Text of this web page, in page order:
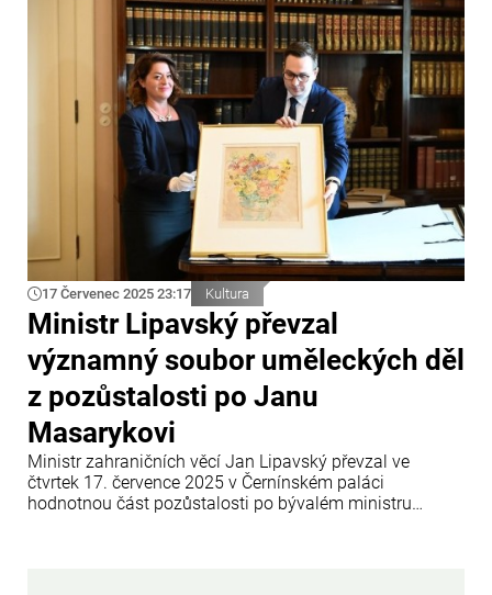
věcí ve spolupráci s organizacemi Člověk v tísni, Prague
Civil Society Centre a Gulag.cz.
17 Červenec 2025 23:17 Kultura
Ministr Lipavský převzal
významný soubor uměleckých děl
z pozůstalosti po Janu
Masarykovi
Ministr zahraničních věcí Jan Lipavský převzal ve
čtvrtek 17. července 2025 v Černínském paláci
hodnotnou část pozůstalosti po bývalém ministru